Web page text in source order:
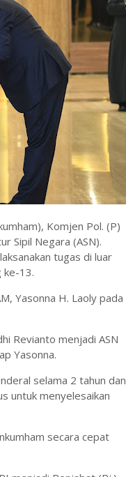
Komjen Pol. (P)
Sipil Negara (ASN).
tugas di luar
ke-13.
Yasonna H. Laoly pada
Revianto menjadi ASN
Yasonna.
selama 2 tahun dan
untuk menyelesaikan
secara cepat